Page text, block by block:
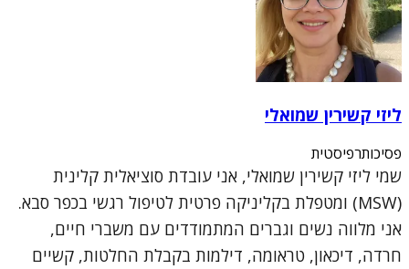
ליזי קשירין שמואלי
פסיכותרפיסטית
שמי ליזי קשירין שמואלי, אני עובדת סוציאלית קלינית
(MSW) ומטפלת בקליניקה פרטית לטיפול רגשי בכפר סבא.
אני מלווה נשים וגברים המתמודדים עם משברי חיים,
חרדה, דיכאון, טראומה, דילמות בקבלת החלטות, קשיים